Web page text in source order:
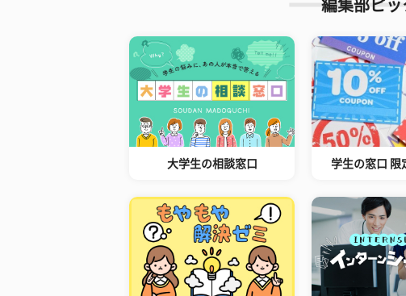
編集部ピッ
大学生の相談窓口 学生の窓口 限